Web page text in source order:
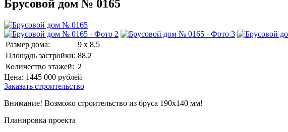
Брусовой дом № 0165
Размер дома:
9 x 8.5
Площадь застройки: 88.2
Количество этажей: 2
Цена: 1445 000 рублей
Заказать строительство
Внимание! Возможо строительство из бруса 190х140 мм!
Планировка проекта